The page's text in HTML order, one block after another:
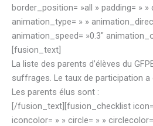
border_position= »all » padding= »
animation_type= » »
animation_speed= »0.3″
[fusion_text]
La liste des parents d’élèves du
suffrages. Le taux de participation a
Les parents élus sont :
[/fusion_text][fusion_checklist
iconcolor= » » circle= » »